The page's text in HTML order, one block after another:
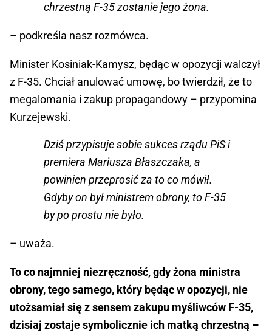
chrzestną F-35 zostanie jego żona.
– podkreśla nasz rozmówca.
Minister Kosiniak-Kamysz, będąc w opozycji walczył
z F-35. Chciał anulować umowę, bo twierdził, że to
megalomania i zakup propagandowy – przypomina
Kurzejewski.
Dziś przypisuje sobie sukces rządu PiS i
premiera Mariusza Błaszczaka, a
powinien przeprosić za to co mówił.
Gdyby on był ministrem obrony, to F-35
by po prostu nie było.
– uważa.
To co najmniej niezręczność, gdy żona ministra
obrony, tego samego, który będąc w opozycji, nie
utożsamiał się z sensem zakupu myśliwców F-35,
dzisiaj zostaje symbolicznie ich matką chrzestną –